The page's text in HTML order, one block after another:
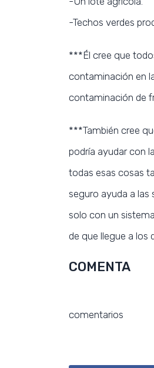
-Techos verdes
***Él cree que
contaminación en
contaminación de
***También cree
podría ayudar con
todas esas cosas
seguro ayuda a las
solo con un
de que llegue a los
COMENTA
comentarios